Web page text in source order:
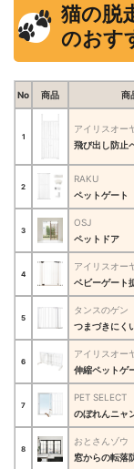
猫の脱
のおす
No 商品 商
1
アイリスオー
飛び出し防止ペット
2
RAKU
ペットゲート
3
OSJ
ペットドア
4
アイリスオー
ベビーゲート拡
5
タンスのゲン
つまづきにくい ベビーゲート オートク
6
アイリスオー
伸縮ペットゲ
7
PET SELECT
のぼれんニャ
8
おとさんゾウ
窓からの転落